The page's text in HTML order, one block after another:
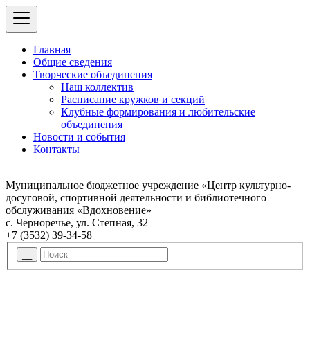
Главная
Общие сведения
Творческие объединения
Наш коллектив
Расписание кружков и секций
Клубные формирования и любительские
объединения
Новости и события
Контакты
Муниципальное бюджетное учреждение «Центр культурно-
досуговой, спортивной деятельности и библиотечного
обслуживания «Вдохновение»
с. Черноречье, ул. Степная, 32
+7 (3532) 39-34-58